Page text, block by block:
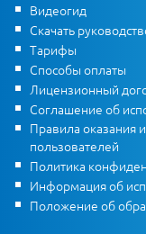
Видеогид
Скачать
Тарифы
Способы оплаты
Лицензионный
Соглашение об
Правила
пользователей
Политика
Информация об
Положение об